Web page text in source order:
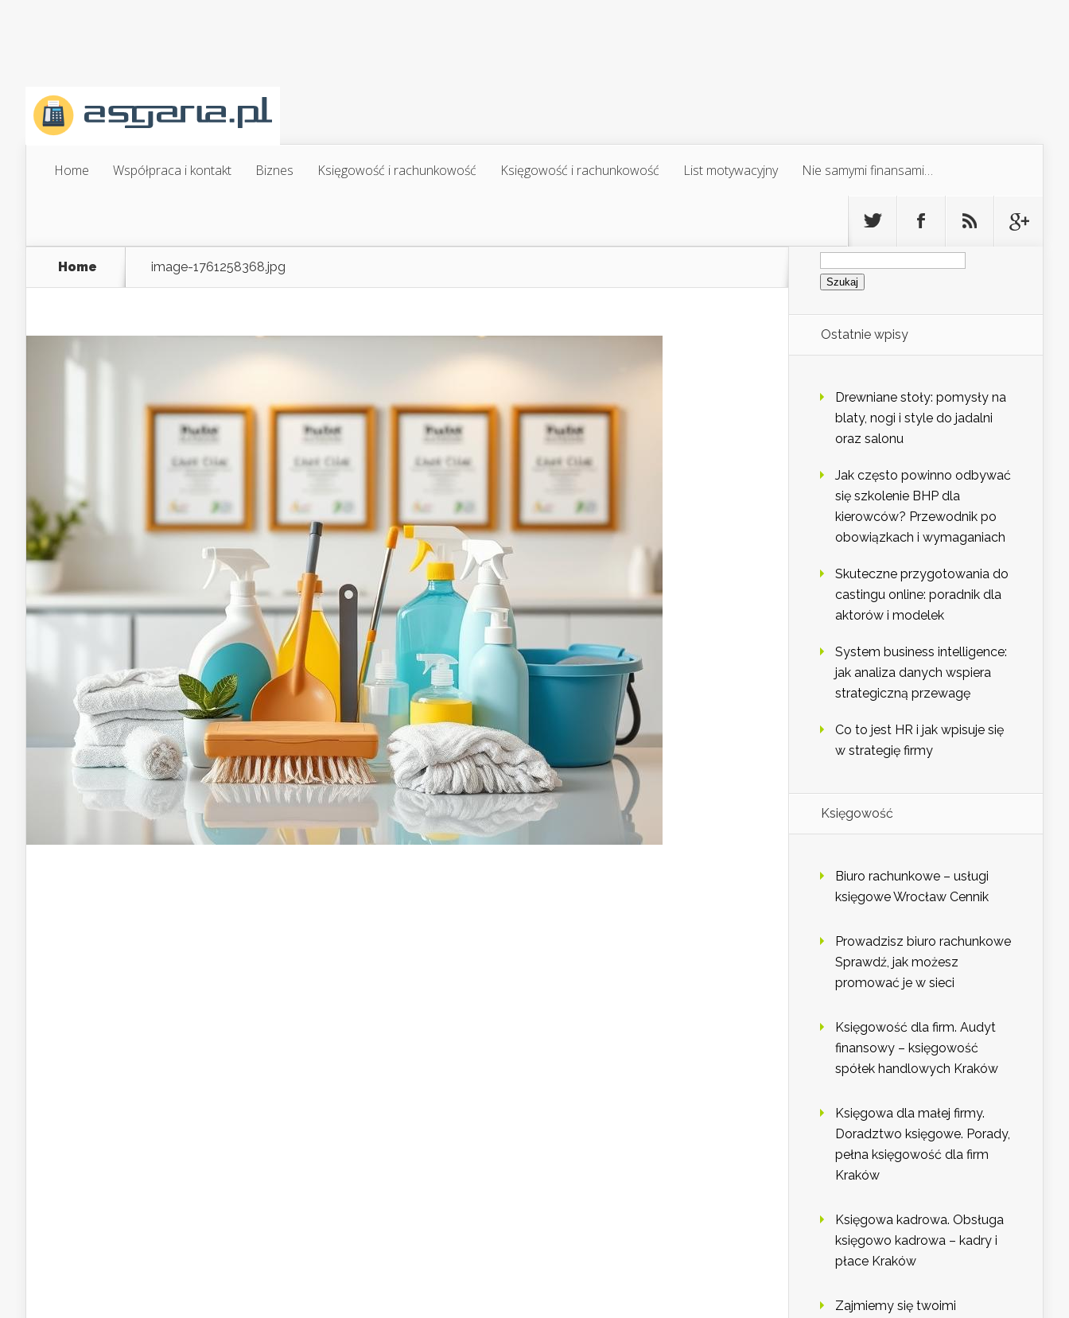
Home Współpraca i kontakt Biznes Księgowość i rachunkowość Księgowość i rachunkowość List motywacyjny Nie samymi finansami…
Home image-1761258368.jpg
Szukaj:
Ostatnie wpisy
Drewniane stoły: pomysły na
blaty, nogi i style do jadalni
oraz salonu
Jak często powinno odbywać
się szkolenie BHP dla
kierowców? Przewodnik po
obowiązkach i wymaganiach
Skuteczne przygotowania do
castingu online: poradnik dla
aktorów i modelek
System business intelligence:
jak analiza danych wspiera
strategiczną przewagę
Co to jest HR i jak wpisuje się
w strategię firmy
Księgowość
Biuro rachunkowe – usługi
księgowe Wrocław Cennik
Prowadzisz biuro rachunkowe
Sprawdź, jak możesz
promować je w sieci
Księgowość dla firm. Audyt
finansowy – księgowość
spółek handlowych Kraków
Księgowa dla małej firmy.
Doradztwo księgowe. Porady,
pełna księgowość dla firm
Kraków
Księgowa kadrowa. Obsługa
księgowo kadrowa – kadry i
płace Kraków
Zajmiemy się twoimi